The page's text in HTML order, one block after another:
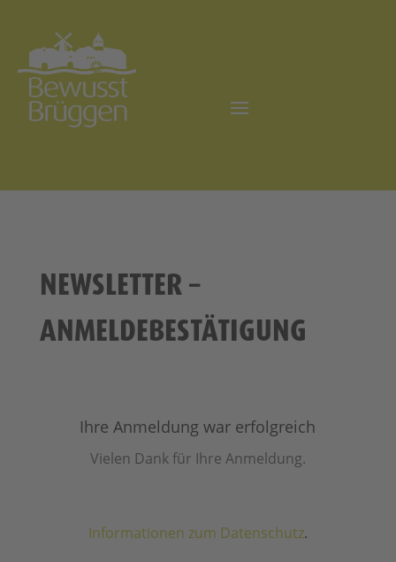
NEWSLETTER –
ANMELDEBESTÄTIGUNG
Ihre Anmeldung war erfolgreich
Vielen Dank für Ihre Anmeldung.
Informationen zum Datenschutz.